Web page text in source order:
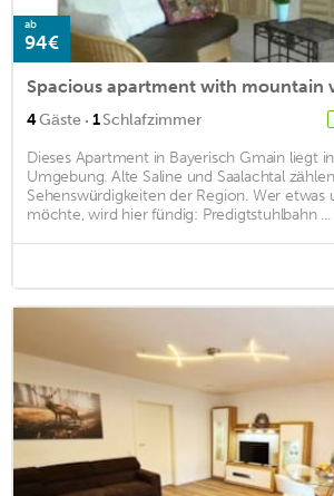
ab
94€
4Gäste · 1Schlafzimmer
Dieses Apartment in Bayerisch Gmain liegt
Umgebung. Alte Saline und Saalachtal
Sehenswürdigkeiten der Region. Wer etwas
möchte, wird hier fündig: Predigtstuhlbahn ...